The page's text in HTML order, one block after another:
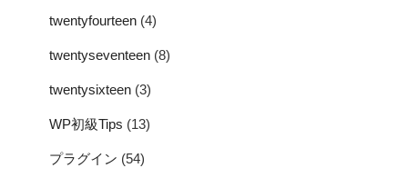
twentyfourteen (4)
twentyseventeen (8)
twentysixteen (3)
WP初級Tips (13)
プラグイン (54)